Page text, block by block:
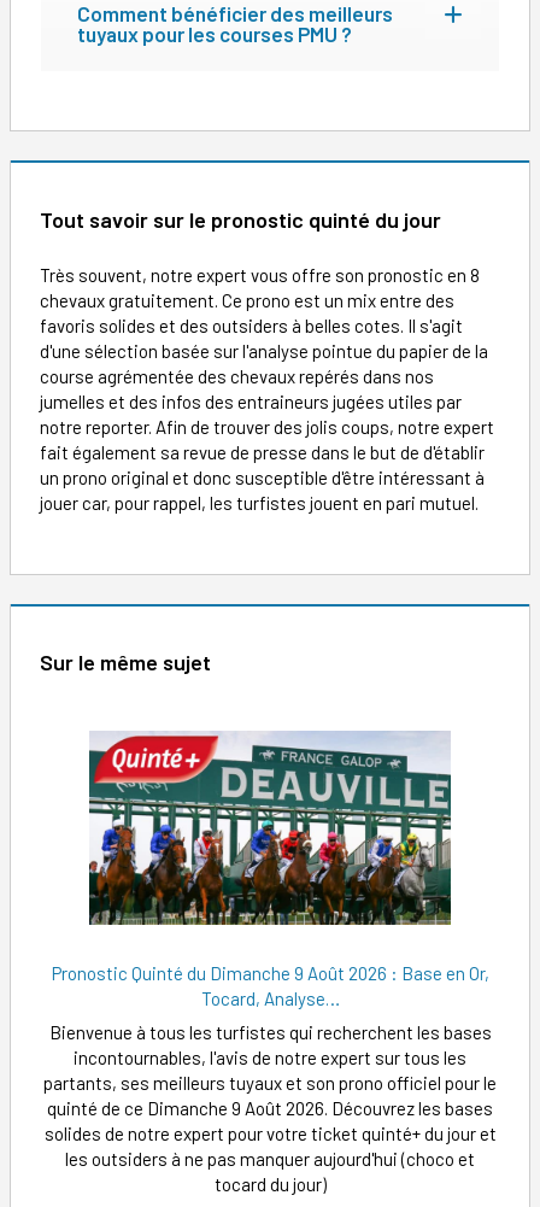
Comment bénéficier des meilleurs
tuyaux pour les courses PMU ?
Tout savoir sur le pronostic quinté du jour
Très souvent, notre expert vous offre son pronostic en 8
chevaux gratuitement. Ce prono est un mix entre des
favoris solides et des outsiders à belles cotes. Il s'agit
d'une sélection basée sur l'analyse pointue du papier de la
course agrémentée des chevaux repérés dans nos
jumelles et des infos des entraineurs jugées utiles par
notre reporter. Afin de trouver des jolis coups, notre expert
fait également sa revue de presse dans le but de d'établir
un prono original et donc susceptible d'être intéressant à
jouer car, pour rappel, les turfistes jouent en pari mutuel.
Sur le même sujet
Pronostic Quinté du Dimanche 9 Août 2026 : Base en Or,
Tocard, Analyse…
Bienvenue à tous les turfistes qui recherchent les bases
incontournables, l'avis de notre expert sur tous les
partants, ses meilleurs tuyaux et son prono officiel pour le
quinté de ce Dimanche 9 Août 2026. Découvrez les bases
solides de notre expert pour votre ticket quinté+ du jour et
les outsiders à ne pas manquer aujourd'hui (choco et
tocard du jour)